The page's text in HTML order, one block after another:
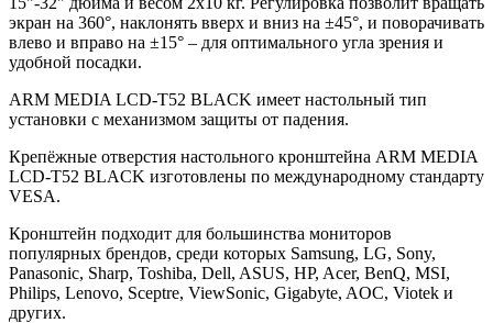
экран на 360°, наклонять вверх и вниз на ±45°, и поворачивать
влево и вправо на ±15° – для оптимального угла зрения и
удобной посадки.
ARM MEDIA LCD-T52 BLACK имеет настольный тип
установки с механизмом защиты от падения.
Крепёжные отверстия настольного кронштейна ARM MEDIA
LCD-T52 BLACK изготовлены по международному стандарту
VESA.
Кронштейн подходит для большинства мониторов
популярных брендов, среди которых Samsung, LG, Sony,
Panasonic, Sharp, Toshiba, Dell, ASUS, HP, Acer, BenQ, MSI,
Philips, Lenovo, Sceptre, ViewSonic, Gigabyte, AOC, Viotek и
других.